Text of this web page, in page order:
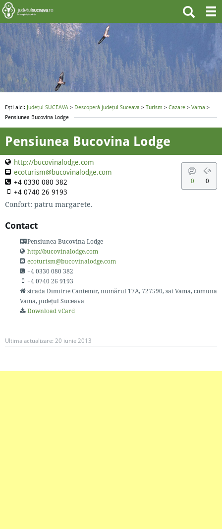
Ești aici: Județul SUCEAVA > Descoperă județul Suceava > Turism > Cazare > Vama >
Pensiunea Bucovina Lodge
Pensiunea Bucovina Lodge
http://bucovinalodge.com
ecoturism@bucovinalodge.com
+4 0330 080 382
+4 0740 26 9193
0 0
Confort: patru margarete.
Contact
Pensiunea Bucovina Lodge
http://bucovinalodge.com
ecoturism@bucovinalodge.com
+4 0330 080 382
+4 0740 26 9193
strada Dimitrie Cantemir, numărul 17A, 727590, sat Vama, comuna
Vama, județul Suceava
Download vCard
Ultima actualizare: 20 iunie 2013